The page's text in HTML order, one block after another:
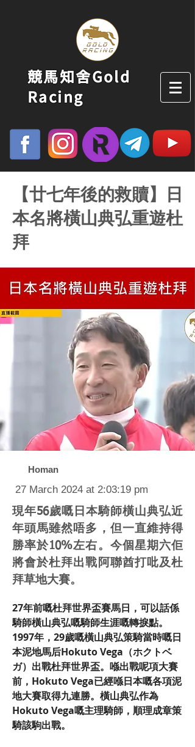
競馬知舍Gold
Racing
【廿七年後的救贖】日
本名將橫山典弘重遊杜
拜
Homan
27 March 2024 at 2:03:19 pm
現年56歲嘅日本騎師橫山典弘近
年頭馬雖然唔多，但一直維持得
勝率於10%左右。今個星期六佢
將會於杜拜出戰阿聯酋打吡及杜
拜草地大賽。
27年前嘅杜拜世界盃賽馬日，可以話係
騎師橫山典弘嘅騎師生涯嘅轉捩點。
1997年，29歲嘅橫山典弘策騎當時嘅日
本泥地馬后Hokuto Vega（ホクトベ
ガ）出戰杜拜世界盃。喺出戰呢項大賽
前，Hokuto Vega已經喺日本嘅各項泥
地大賽取得九連勝。橫山典弘作為
Hokuto Vega嘅主理騎師，順理成章策
騎該駒出戰。